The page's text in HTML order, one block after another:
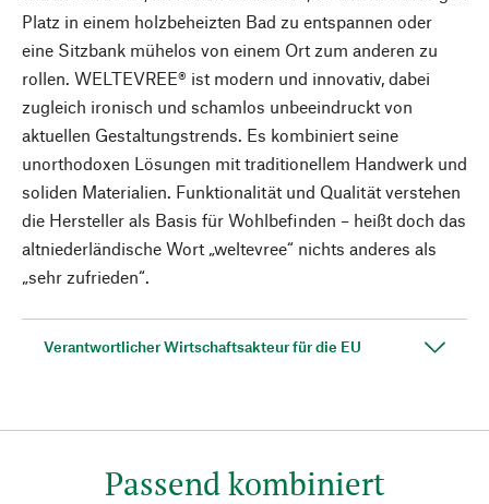
Platz in einem holzbeheizten Bad zu entspannen oder
eine Sitzbank mühelos von einem Ort zum anderen zu
rollen. WELTEVREE® ist modern und innovativ, dabei
zugleich ironisch und schamlos unbeeindruckt von
aktuellen Gestaltungstrends. Es kombiniert seine
unorthodoxen Lösungen mit traditionellem Handwerk und
soliden Materialien. Funktionalität und Qualität verstehen
die Hersteller als Basis für Wohlbefinden – heißt doch das
altniederländische Wort „weltevree“ nichts anderes als
„sehr zufrieden“.
Verantwortlicher Wirtschaftsakteur für die EU
Passend kombiniert